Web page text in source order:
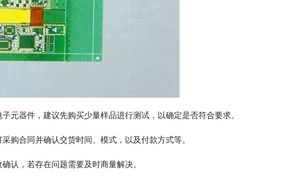
元器件，建议先购买少量样品进行测试，以确定是否符合要求。
购合同并确认交货时间、模式，以及付款方式等。
认，若存在问题需要及时商量解决。